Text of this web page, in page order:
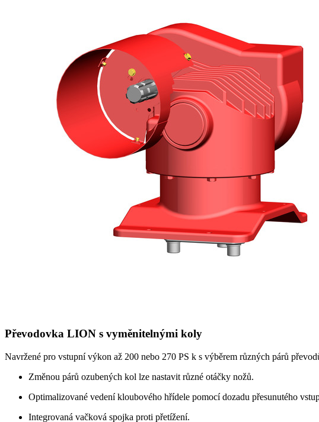
Převodovka LION s vyměnitelnými koly
Navržené pro vstupní výkon až 200 nebo 270 PS k s výběrem různých párů
Změnou párů ozubených kol lze nastavit různé otáčky nožů.
Optimalizované vedení kloubového hřídele pomocí dozadu přesunutého
Integrovaná vačková spojka proti přetížení.